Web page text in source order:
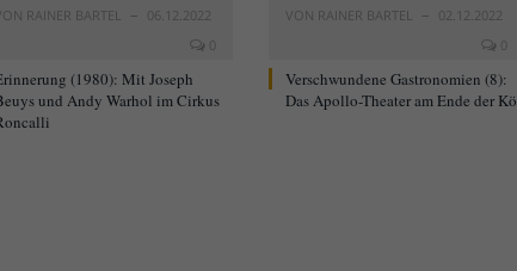
RAINER BARTEL
06.12.2022
0
(1980): Mit Joseph
und Andy Warhol im Cirkus
VON RAINER BARTEL
02.12.2022
0
Verschwundene Gastronomien (8):
Das Apollo-Theater am Ende der Kö